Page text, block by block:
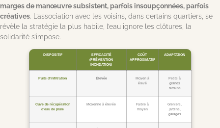
marges de manœuvre subsistent, parfois insoupçonnées, parfois
créatives. L’association avec les voisins, dans certains quartiers, se
révèle la stratégie la plus habile, l’eau ignore les clôtures, la
solidarité s’impose.
DISPOSITIF
EFFICACITÉ
(PRÉVENTION
INONDATION)
COÛT
APPROXIMATIF
ADAPTATION
Puits d’infiltration Élevée
Moyen à
élevé
Petits à
grands
terrains
Cuve de récupération
d’eau de pluie
Moyenne à élevée
Faible à
moyen
Greniers,
jardins,
garages